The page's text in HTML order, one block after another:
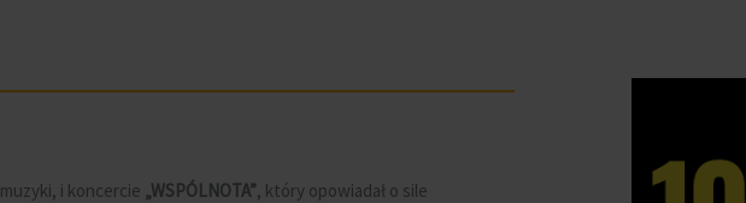
i koncercie „WSPÓLNOTA”, który opowiadał o sile